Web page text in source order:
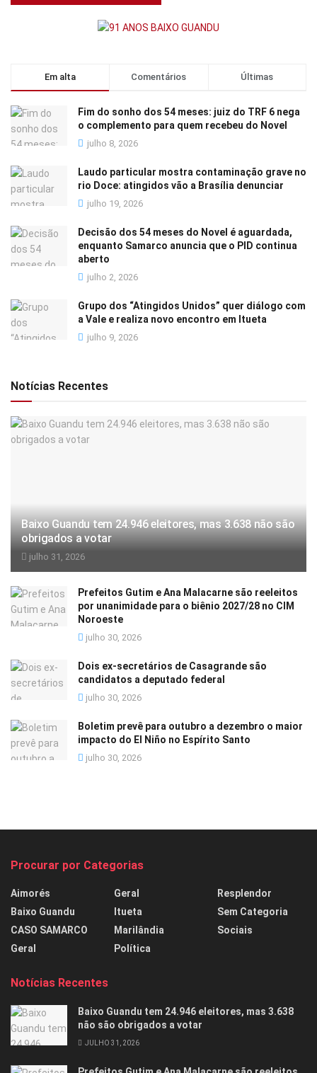
Em alta Comentários Últimas
Fim do sonho dos 54 meses: juiz do TRF 6 nega
o complemento para quem recebeu do Novel
julho 8, 2026
Laudo particular mostra contaminação grave no
rio Doce: atingidos vão a Brasília denunciar
julho 19, 2026
Decisão dos 54 meses do Novel é aguardada,
enquanto Samarco anuncia que o PID continua
aberto
julho 2, 2026
Grupo dos “Atingidos Unidos” quer diálogo com
a Vale e realiza novo encontro em Itueta
julho 9, 2026
Notícias Recentes
Baixo Guandu tem 24.946 eleitores, mas 3.638 não são
obrigados a votar
julho 31, 2026
Prefeitos Gutim e Ana Malacarne são reeleitos
por unanimidade para o biênio 2027/28 no CIM
Noroeste
julho 30, 2026
Dois ex-secretários de Casagrande são
candidatos a deputado federal
julho 30, 2026
Boletim prevê para outubro a dezembro o maior
impacto do El Niño no Espírito Santo
julho 30, 2026
Procurar por Categorias
Aimorés
Baixo Guandu
CASO SAMARCO
Geral
Geral
Itueta
Marilândia
Política
Resplendor
Sem Categoria
Sociais
Notícias Recentes
Baixo Guandu tem 24.946 eleitores, mas 3.638
não são obrigados a votar
JULHO 31, 2026